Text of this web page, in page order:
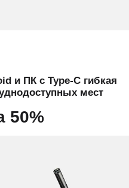
и ПК с Type-C гибкая
мест
50%